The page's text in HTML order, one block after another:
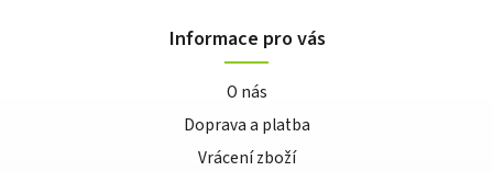
Informace pro vás
O nás
Doprava a platba
Vrácení zboží